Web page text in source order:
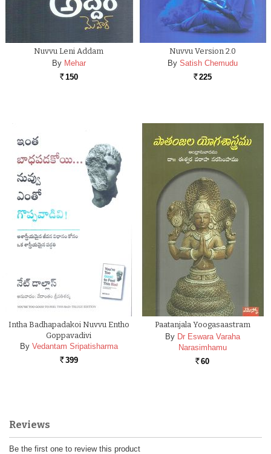
Nuvvu Leni Addam
By Mehar
Rs. 150
Nuvvu Version 2.0
By Satish Chemudu
Rs. 225
Intha Badhapadakoi Nuvvu Entho
Goppavadivi
By Vedantam Sripatisharma
Rs. 399
Paatanjala Yoogasaastram
By Dr Eswara Varaha
Narasimhamu
Rs. 60
Reviews
Be the first one to review this product